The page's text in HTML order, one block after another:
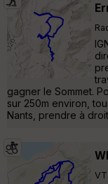
gagner le Sommet.
sur 250m environ,
Nants, prendre à